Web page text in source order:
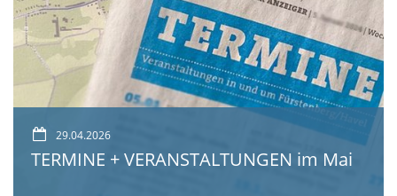
29.04.2026
TERMINE + VERANSTALTUNGEN im Mai